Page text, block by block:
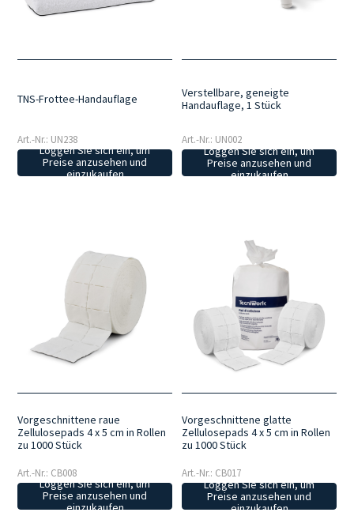
TNS-Frottee-Handauflage
Art.-Nr.: UN238
Loggen Sie sich ein, um
Preise anzusehen und
einzukaufen
Verstellbare, geneigte
Handauflage, 1 Stück
Art.-Nr.: UN002
Loggen Sie sich ein, um
Preise anzusehen und
einzukaufen
Vorgeschnittene raue
Zellulosepads 4 x 5 cm in Rollen
zu 1000 Stück
Art.-Nr.: CB008
Loggen Sie sich ein, um
Preise anzusehen und
einzukaufen
Vorgeschnittene glatte
Zellulosepads 4 x 5 cm in Rollen
zu 1000 Stück
Art.-Nr.: CB017
Loggen Sie sich ein, um
Preise anzusehen und
einzukaufen